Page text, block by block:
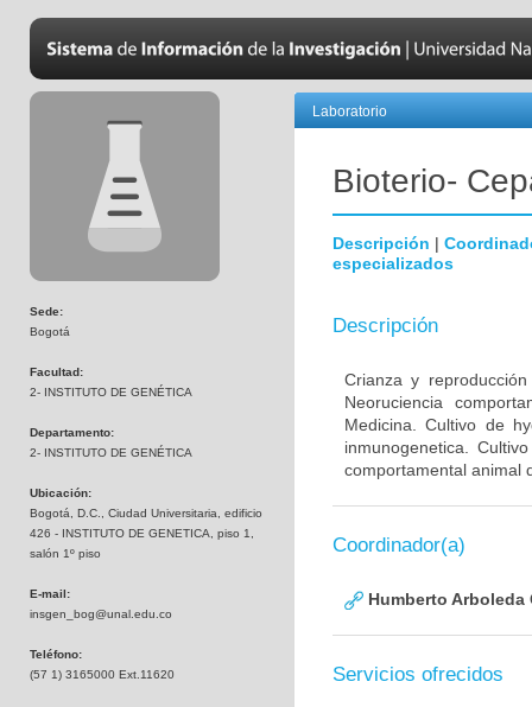
Sede:
Bogotá
Facultad:
2- INSTITUTO DE GENÉTICA
Departamento:
2- INSTITUTO DE GENÉTICA
Ubicación:
Bogotá, D.C., Ciudad Universitaria, edificio
426 - INSTITUTO DE GENETICA, piso 1,
salón 1º piso
E-mail:
insgen_bog@unal.edu.co
Teléfono:
(57 1) 3165000 Ext.11620
Laboratorio
Bioterio-
Descripción |
especializados
Descripción
Crianza y
Neoruciencia
Medicina. Cultivo de
inmunogenetica.
comportamental animal
Coordinador(a)
Humberto Arboleda
Servicios ofrecidos